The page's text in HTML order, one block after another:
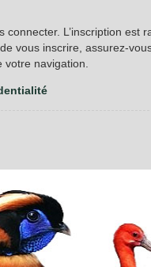
L’inscription
vous inscrire, assurez-
navigation.